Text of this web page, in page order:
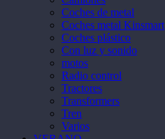
Coches de metal
Coches metal Kinsmart
Coches plástico
Con luz y sonido
motos
Radio control
Tractores
Transformers
Tren
Varios